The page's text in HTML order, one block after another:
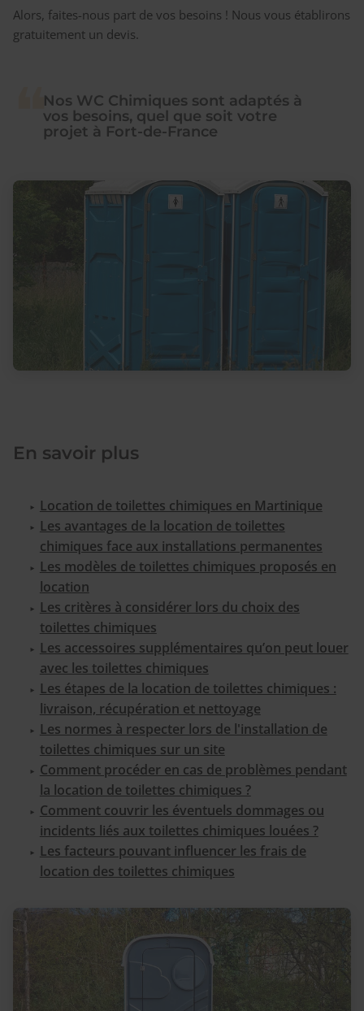
Alors, faites-nous part de vos besoins ! Nous vous établirons
gratuitement un devis.
Nos WC Chimiques sont adaptés à
vos besoins, quel que soit votre
projet à Fort-de-France
En savoir plus
Location de toilettes chimiques en Martinique
Les avantages de la location de toilettes
chimiques face aux installations permanentes
Les modèles de toilettes chimiques proposés en
location
Les critères à considérer lors du choix des
toilettes chimiques
Les accessoires supplémentaires qu’on peut louer
avec les toilettes chimiques
Les étapes de la location de toilettes chimiques :
livraison, récupération et nettoyage
Les normes à respecter lors de l'installation de
toilettes chimiques sur un site
Comment procéder en cas de problèmes pendant
la location de toilettes chimiques ?
Comment couvrir les éventuels dommages ou
incidents liés aux toilettes chimiques louées ?
Les facteurs pouvant influencer les frais de
location des toilettes chimiques